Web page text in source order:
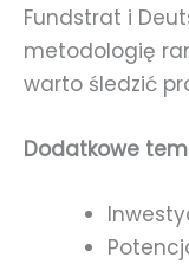
Fundstrat i
metodologię
warto śledzić
Dodatkowe